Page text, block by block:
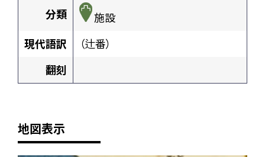
分類
施設
現代語訳
（辻番）
翻刻
地図表示